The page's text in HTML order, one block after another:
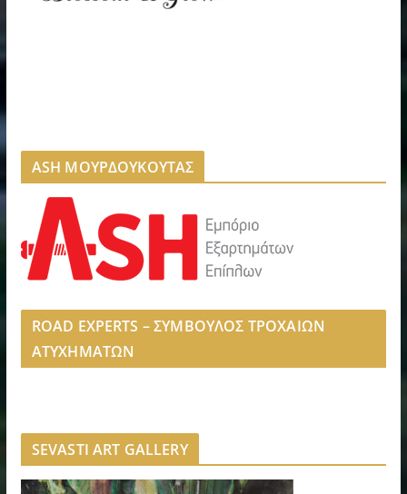
ASH ΜΟΥΡΔΟΥΚΟΥΤΑΣ
ROAD EXPERTS – ΣΥΜΒΟΥΛΟΣ ΤΡΟΧΑΙΩΝ
ΑΤΥΧΗΜΑΤΩΝ
SEVASTI ART GALLERY